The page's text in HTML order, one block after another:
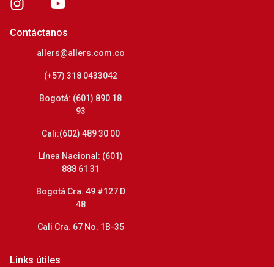
Contáctanos
allers@allers.com.co
(+57) 318 0433042
Bogotá: (601) 890 18
93
Cali:(602) 489 30 00
Línea Nacional: (601)
888 61 31
Bogotá Cra. 49 #127 D
48
Cali Cra. 67 No. 1B-35
Links útiles